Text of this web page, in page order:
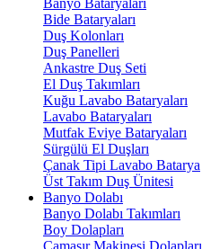
Banyo Bataryaları
Bide Bataryaları
Duş Kolonları
Duş Panelleri
Ankastre Duş Seti
El Duş Takımları
Kuğu Lavabo Bataryaları
Lavabo Bataryaları
Mutfak Eviye Bataryaları
Sürgülü El Duşları
Çanak Tipi Lavabo Batarya
Üst Takım Duş Ünitesi
Banyo Dolabı
Banyo Dolabı Takımları
Boy Dolapları
Çamaşır Makinesi Dolapları